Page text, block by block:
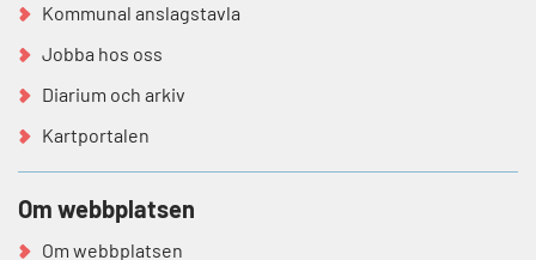
Kommunal anslagstavla
Jobba hos oss
Diarium och arkiv
Kartportalen
Om webbplatsen
Om webbplatsen